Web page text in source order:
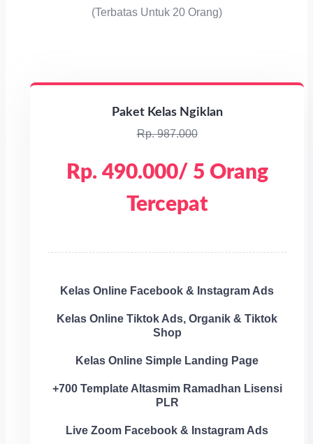
(Terbatas Untuk 20 Orang)
Paket Kelas Ngiklan
Rp. 987.000
Rp. 490.000/ 5 Orang
Tercepat
Kelas Online Facebook & Instagram Ads
Kelas Online Tiktok Ads, Organik & Tiktok
Shop
Kelas Online Simple Landing Page
+700 Template Altasmim Ramadhan Lisensi
PLR
Live Zoom Facebook & Instagram Ads